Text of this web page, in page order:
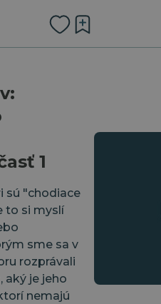
1
sú "chodiace
to si myslí
sme sa v
rozprávali
aký je jeho
nemajú